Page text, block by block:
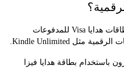
ليس بشكل مباشر. قد لا تعمل بعض بطاقات هدايا Visa للمدفوعات
بطاقة هدايا فيزا